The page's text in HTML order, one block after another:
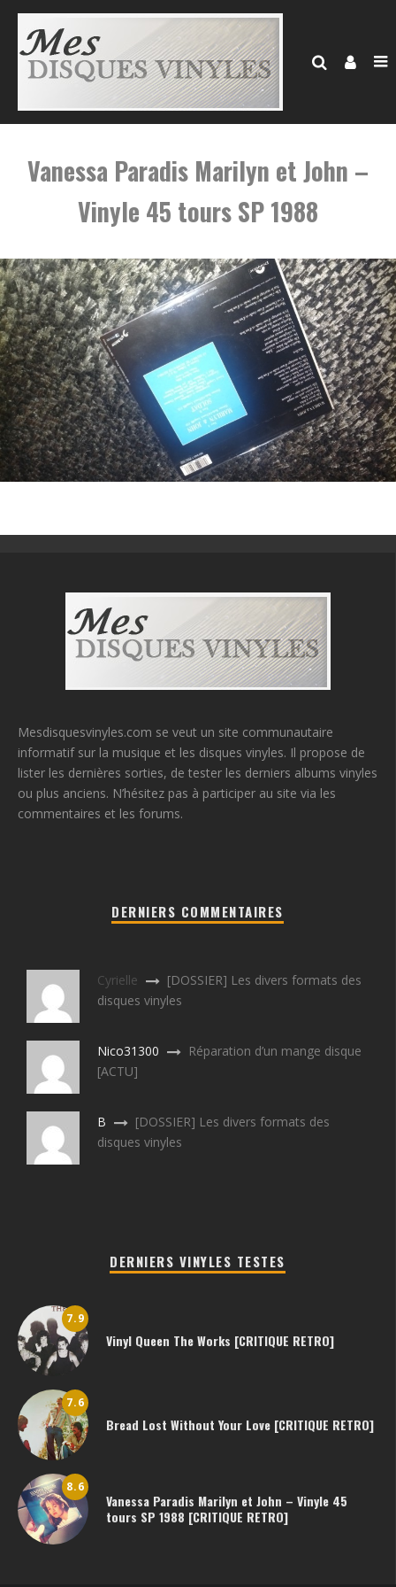
Vanessa Paradis Marilyn et John –
Vinyle 45 tours SP 1988
Mesdisquesvinyles.com se veut un site communautaire
informatif sur la musique et les disques vinyles. Il propose de
lister les dernières sorties, de tester les derniers albums vinyles
ou plus anciens. N’hésitez pas à participer au site via les
commentaires et les forums.
DERNIERS COMMENTAIRES
Cyrielle
[DOSSIER] Les divers formats des
disques vinyles
Nico31300
Réparation d’un mange disque
[ACTU]
B
[DOSSIER] Les divers formats des
disques vinyles
DERNIERS VINYLES TESTES
7.9
Vinyl Queen The Works [CRITIQUE RETRO]
7.6
Bread Lost Without Your Love [CRITIQUE RETRO]
8.6
Vanessa Paradis Marilyn et John – Vinyle 45
tours SP 1988 [CRITIQUE RETRO]